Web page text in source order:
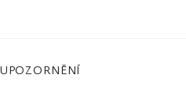
UPOZORNĚNÍ